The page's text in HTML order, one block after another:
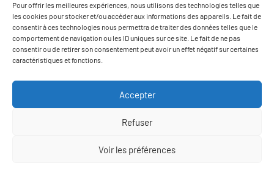
Pour offrir les meilleures expériences, nous utilisons des technologies telles que
les cookies pour stocker et/ou accéder aux informations des appareils. Le fait de
consentir à ces technologies nous permettra de traiter des données telles que le
comportement de navigation ou les ID uniques sur ce site. Le fait de ne pas
consentir ou de retirer son consentement peut avoir un effet négatif sur certaines
caractéristiques et fonctions.
Accepter
Refuser
Voir les préférences
Football/ Cyclisme/Tous les sports/Jeux olympiques/Rugby/
Basket-ball/Sports US/Boxe/Tennis/Bateaux/Formule 1/
Moto/Natation/Sports d'hiver/Marathon/Trail/Automobile
Baseball/Golf/Athlétisme
Football gaélique
Sports de combat